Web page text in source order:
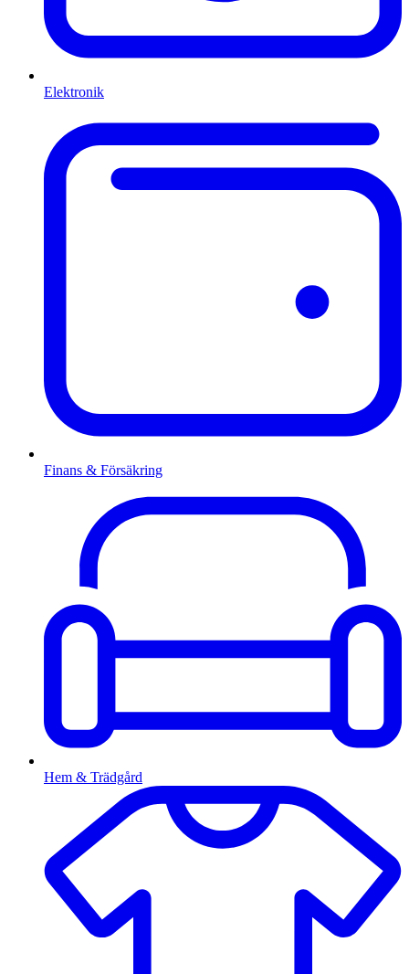
Elektronik
Finans & Försäkring
Hem & Trädgård